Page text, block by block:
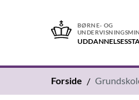
BØRNE- OG
Forside